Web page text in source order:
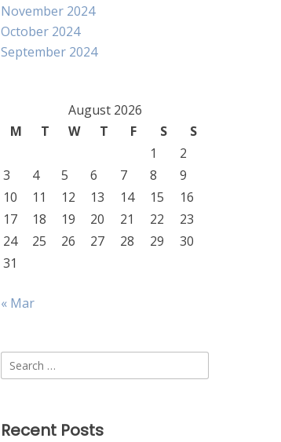
November 2024
October 2024
September 2024
August 2026
M
T W T F S
S
1
2
3
4 5 6 7 8
9
10
11 12 13 14 15
16
17
18 19 20 21 22
23
24
25 26 27 28 29
30
31
« Mar
Search
for:
Recent Posts